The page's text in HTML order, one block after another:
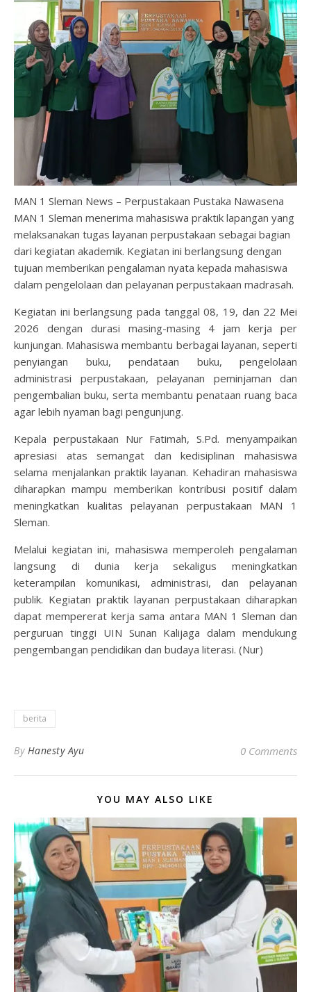
MAN 1 Sleman News – Perpustakaan Pustaka Nawasena
MAN 1 Sleman menerima mahasiswa praktik lapangan yang
melaksanakan tugas layanan perpustakaan sebagai bagian
dari kegiatan akademik. Kegiatan ini berlangsung dengan
tujuan memberikan pengalaman nyata kepada mahasiswa
dalam pengelolaan dan pelayanan perpustakaan madrasah.
Kegiatan ini berlangsung pada tanggal 08, 19, dan 22 Mei
2026 dengan durasi masing-masing 4 jam kerja per
kunjungan. Mahasiswa membantu berbagai layanan, seperti
penyiangan buku, pendataan buku, pengelolaan
administrasi perpustakaan, pelayanan peminjaman dan
pengembalian buku, serta membantu penataan ruang baca
agar lebih nyaman bagi pengunjung.
Kepala perpustakaan Nur Fatimah, S.Pd. menyampaikan
apresiasi atas semangat dan kedisiplinan mahasiswa
selama menjalankan praktik layanan. Kehadiran mahasiswa
diharapkan mampu memberikan kontribusi positif dalam
meningkatkan kualitas pelayanan perpustakaan MAN 1
Sleman.
Melalui kegiatan ini, mahasiswa memperoleh pengalaman
langsung di dunia kerja sekaligus meningkatkan
keterampilan komunikasi, administrasi, dan pelayanan
publik. Kegiatan praktik layanan perpustakaan diharapkan
dapat mempererat kerja sama antara MAN 1 Sleman dan
perguruan tinggi UIN Sunan Kalijaga dalam mendukung
pengembangan pendidikan dan budaya literasi. (Nur)
berita
By Hanesty Ayu 0 Comments
YOU MAY ALSO LIKE